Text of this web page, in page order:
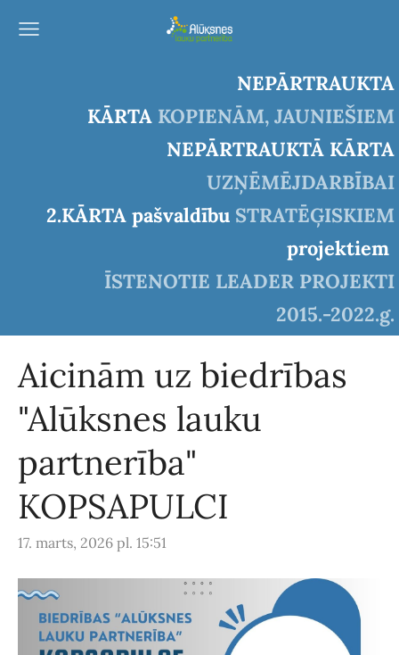
NEPĀRTRAUKTA
KĀRTA KOPIENĀM, JAUNIEŠIEM
NEPĀRTRAUKTĀ KĀRTA
UZŅĒMĒJDARBĪBAI
2.KĀRTA pašvaldību STRATĒĢISKIEM
projektiem
ĪSTENOTIE LEADER PROJEKTI
2015.-2022.g.
Aicinām uz biedrības
"Alūksnes lauku
partnerība"
KOPSAPULCI
17. marts, 2026 pl. 15:51